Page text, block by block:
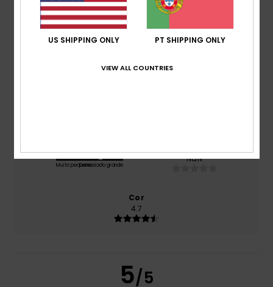
92% dos nossos clientes recomendam este
Muito pequenoDemasiado grande
NaN
Cor
4.7
5/5
US SHIPPING ONLY PT SHIPPING ONLY
VIEW ALL COUNTRIES